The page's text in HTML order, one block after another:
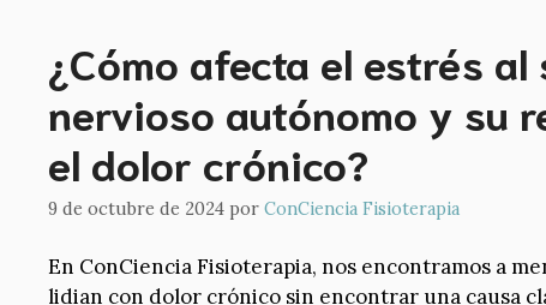
¿Cómo afecta el estrés al
nervioso autónomo y su
el dolor crónico?
9 de octubre de 2024 por ConCiencia Fisioterapia
En ConCiencia Fisioterapia, nos encontramos a
lidian con dolor crónico sin encontrar una causa